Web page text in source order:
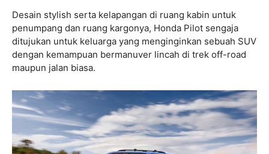
Desain stylish serta kelapangan di ruang kabin untuk
penumpang dan ruang kargonya, Honda Pilot sengaja
ditujukan untuk keluarga yang menginginkan sebuah SUV
dengan kemampuan bermanuver lincah di trek off-road
maupun jalan biasa.